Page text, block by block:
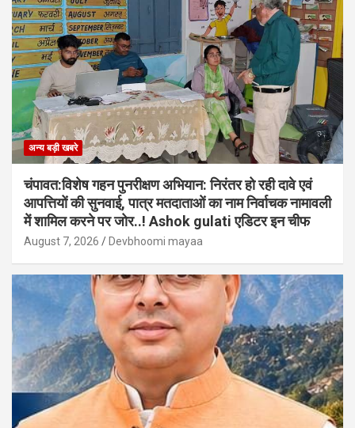
अन्य बड़ी खबरे
चंपावत:विशेष गहन पुनरीक्षण अभियान: निरंतर हो रही दावे एवं
आपत्तियों की सुनवाई, पात्र मतदाताओं का नाम निर्वाचक नामावली
में शामिल करने पर जोर..! Ashok gulati एडिटर इन चीफ
August 7, 2026 Devbhoomi mayaa